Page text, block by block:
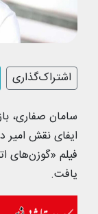
اشتراک‌گذاری
سامان صفاری،
ایفای نقش امیر
فیلم «گوزن‌های
یافت.